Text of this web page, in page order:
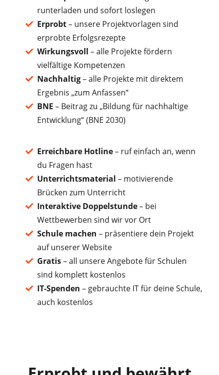
runterladen und sofort loslegen
Erprobt– unsere Projektvorlagen sind
erprobte Erfolgsrezepte
Wirkungsvoll – alle Projekte fördern
vielfältige Kompetenzen
Nachhaltig–alle Projekte mit direktem
Ergebnis „zum Anfassen“
BNE – Beitrag zu „Bildung für nachhaltige
Entwicklung“ (BNE 2030)
Erreichbare Hotline– ruf einfach an, wenn
du Fragen hast
Unterrichtsmaterial – motivierende
Brücken zum Unterricht
Interaktive Doppelstunde– bei
Wettbewerben sind wir vor Ort
Schule machen – präsentiere dein Projekt
auf unserer Website
Gratis– all unsere Angebote für Schulen
sind komplett kostenlos
IT-Spenden – gebrauchte IT für deine Schule,
auch kostenlos